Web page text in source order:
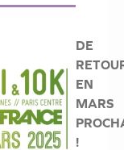
DE
EN
MARS
!